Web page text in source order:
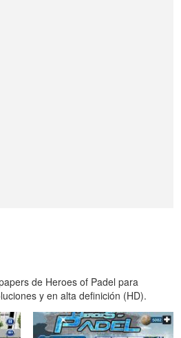
de Heroes of Padel para
y en alta definición (HD).